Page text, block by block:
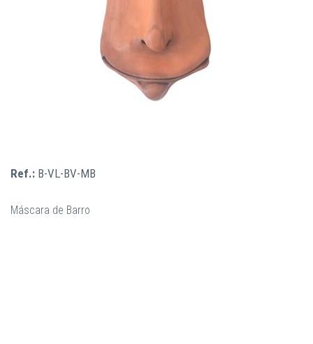
Ref.: B-VL-BV-MB
Máscara de Barro